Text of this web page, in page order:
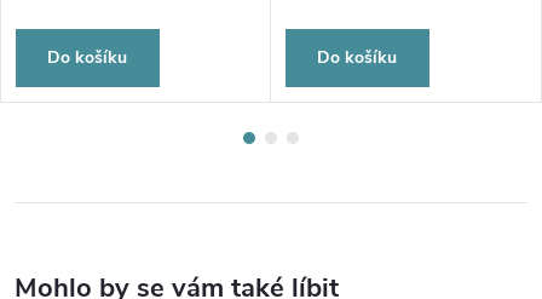
Do košíku Do košíku